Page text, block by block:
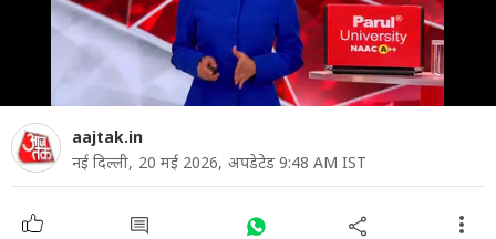
aajtak.in
नई दिल्ली, 20 मई 2026, अपडेटेड 9:48 AM IST